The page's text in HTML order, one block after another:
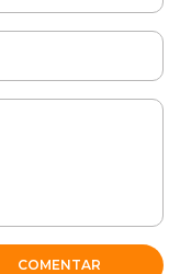
COMENTAR